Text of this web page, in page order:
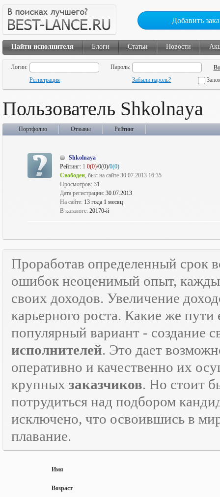
Добавить
Найти исполнителя Блоги Статьи Новости
Логин:
Пароль:
Регистрация
Забыли пароль?
Пользователь Shkolnaya
Портфолио Отзывы Рейтинг
Shkolnaya
Рейтинг: 1 0(0)/0(0)/0(0)
Свободен, был на сайте 30.07.2013 16:35
Просмотров: 31
Дата регистрации: 30.07.2013
На сайте: 13 года 1 месяц
В каталоге: 20170-й
Проработав определенный срок
ошибок неоценимый опыт,
своих доходов. Увеличение
карьерного роста. Какие же пути
популярный вариант - создание
исполнителей. Это дает
оперативно и качественно их
крупных заказчиков. Но стоит
потрудиться над подбором
исключено, что освоившись в
плавание.
Имя
Возраст